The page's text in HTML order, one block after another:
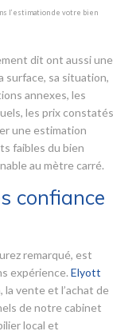
l’estimation de votre bien
dit ont aussi une
surface, sa situation,
annexes, les
les prix constatés
une estimation
faibles du bien
au mètre carré.
confiance
remarqué, est
expérience. Elyott
la vente et l’achat de
de notre cabinet
local et